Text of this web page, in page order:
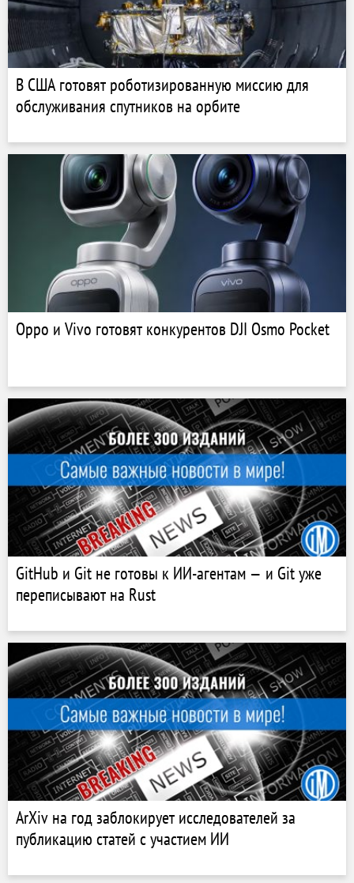
В США готовят роботизированную миссию для
обслуживания спутников на орбите
Oppo и Vivo готовят конкурентов DJI Osmo Pocket
GitHub и Git не готовы к ИИ-агентам — и Git уже
переписывают на Rust
ArXiv на год заблокирует исследователей за
публикацию статей с участием ИИ